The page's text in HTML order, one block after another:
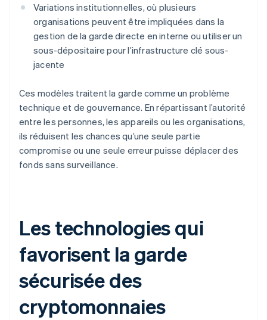
Variations institutionnelles, où plusieurs
organisations peuvent être impliquées dans la
gestion de la garde directe en interne ou utiliser un
sous-dépositaire pour l’infrastructure clé sous-
jacente
Ces modèles traitent la garde comme un problème
technique et de gouvernance. En répartissant l’autorité
entre les personnes, les appareils ou les organisations,
ils réduisent les chances qu’une seule partie
compromise ou une seule erreur puisse déplacer des
fonds sans surveillance.
Les technologies qui
favorisent la garde
sécurisée des
cryptomonnaies